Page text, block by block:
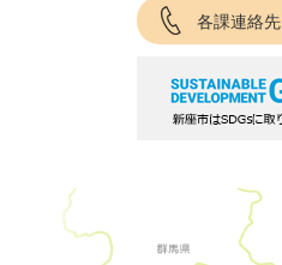
各課連絡先